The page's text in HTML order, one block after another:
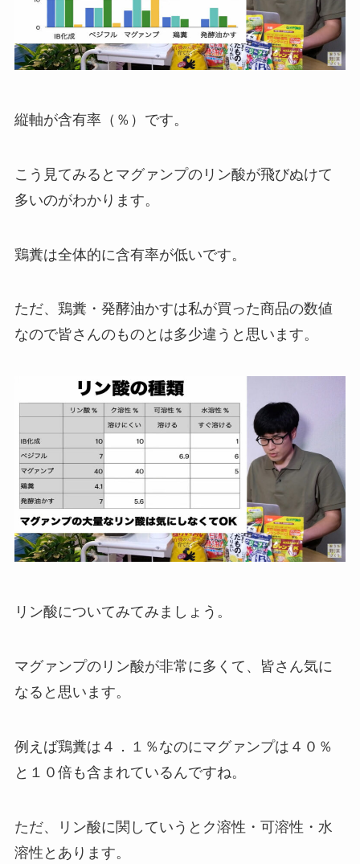
縦軸が含有率（％）です。
こう見てみるとマグァンプのリン酸が飛びぬけて
多いのがわかります。
鶏糞は全体的に含有率が低いです。
ただ、鶏糞・発酵油かすは私が買った商品の数値
なので皆さんのものとは多少違うと思います。
リン酸についてみてみましょう。
マグァンプのリン酸が非常に多くて、皆さん気に
なると思います。
例えば鶏糞は４．１％なのにマグァンプは４０％
と１０倍も含まれているんですね。
ただ、リン酸に関していうとク溶性・可溶性・水
溶性とあります。